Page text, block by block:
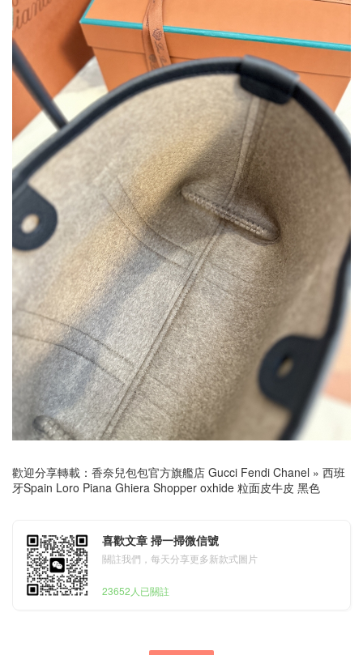
歡迎分享轉載： 香奈兒包包官方旗艦店 Gucci Fendi Chanel » 西班
牙Spain Loro Piana Ghiera Shopper oxhide 粒面皮牛皮 黑色
喜歡文章 掃一掃微信號
關註我們，每天分享更多新款式圖片
23652人已關註